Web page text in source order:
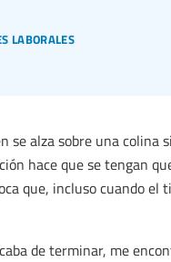
laborales
se alza sobre una
hace que se tengan
que, incluso cuando el
de terminar, me